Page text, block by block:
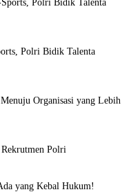
Polri Bidik Talenta
Organisasi yang Lebih
Polri
yang Kebal Hukum!